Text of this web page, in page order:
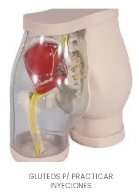
GLUTEOS P/ PRACTICAR
INYECIONES